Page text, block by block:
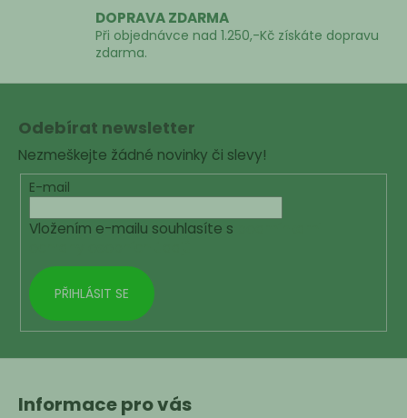
s
u
DOPRAVA ZDARMA
Při objednávce nad 1.250,-Kč získáte dopravu
zdarma.
Odebírat newsletter
Nezmeškejte žádné novinky či slevy!
E-mail
Vložením e-mailu souhlasíte s
PŘIHLÁSIT SE
Informace pro vás